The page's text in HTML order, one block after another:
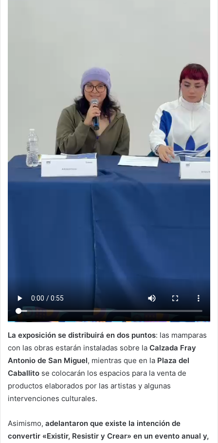
La exposición se distribuirá en dos puntos: las mamparas
con las obras estarán instaladas sobre la Calzada Fray
Antonio de San Miguel, mientras que en la Plaza del
Caballito se colocarán los espacios para la venta de
productos elaborados por las artistas y algunas
intervenciones culturales.
Asimismo, adelantaron que existe la intención de
convertir «Existir, Resistir y Crear» en un evento anual y,